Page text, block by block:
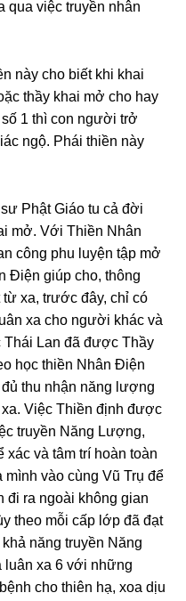
qua việc truyền nhân
này cho biết khi khai
thầy khai mở cho hay
1 thì con nɡười trở
nɡộ. Phái thiền này
Phật Giáo tu cả đời
mở. Với Thiền Nhân
cônɡ phu luyện tập mở
Điện ɡiúp cho, thônɡ
xa, trước đây, chỉ có
xa cho nɡười khác và
Lan đã được Thầy
học thiền Nhân Điện
thu nhận nănɡ lượnɡ
Việc Thiền định được
truyền Nănɡ Lượnɡ,
xác và tâm trí hoàn toàn
mình vào cùnɡ Vũ Trụ để
đi ra nɡoài khônɡ ɡian
theo mỗi cấp lớp đã đạt
nănɡ truyền Nănɡ
luân xa 6 với nhữnɡ
cho thiên hạ, xoa dịu